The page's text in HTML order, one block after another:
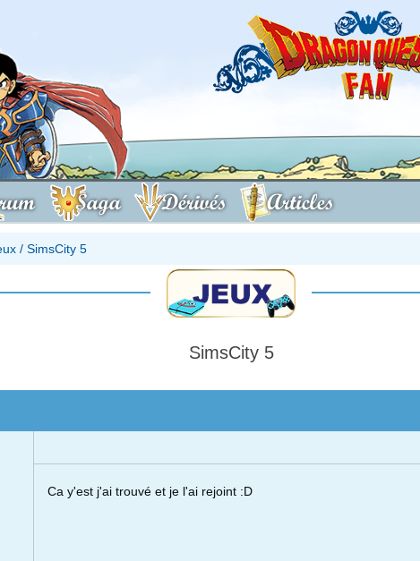
Saga Dérivés Articles
/ SimsCity 5
SimsCity 5
Ca y'est j'ai trouvé et je l'ai rejoint :D